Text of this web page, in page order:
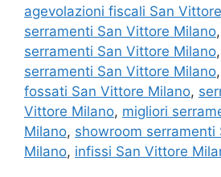
agevolazioni fiscali San
serramenti San Vittore Milano,
serramenti San Vittore Milano,
serramenti San Vittore Milano,
fossati San Vittore Milano,
Vittore Milano, migliori
Milano, showroom serramenti
Milano, infissi San Vittore